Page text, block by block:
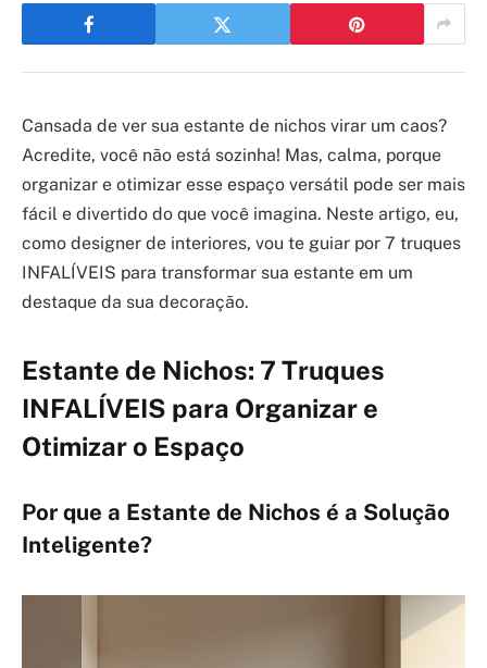
Cansada de ver sua estante de nichos virar um caos?
Acredite, você não está sozinha! Mas, calma, porque
organizar e otimizar esse espaço versátil pode ser mais
fácil e divertido do que você imagina. Neste artigo, eu,
como designer de interiores, vou te guiar por 7 truques
INFALÍVEIS para transformar sua estante em um
destaque da sua decoração.
Estante de Nichos: 7 Truques
INFALÍVEIS para Organizar e
Otimizar o Espaço
Por que a Estante de Nichos é a Solução
Inteligente?